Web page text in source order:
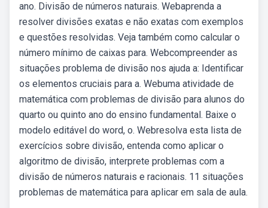
ano. Divisão de números naturais. Webaprenda a
resolver divisões exatas e não exatas com exemplos
e questões resolvidas. Veja também como calcular o
número mínimo de caixas para. Webcompreender as
situações problema de divisão nos ajuda a: Identificar
os elementos cruciais para a. Webuma atividade de
matemática com problemas de divisão para alunos do
quarto ou quinto ano do ensino fundamental. Baixe o
modelo editável do word, o. Webresolva esta lista de
exercícios sobre divisão, entenda como aplicar o
algoritmo de divisão, interprete problemas com a
divisão de números naturais e racionais. 11 situações
problemas de matemática para aplicar em sala de aula.